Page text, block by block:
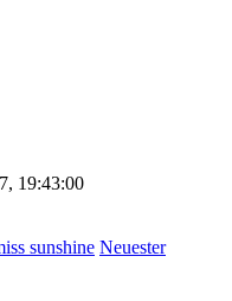
19:43:00
sunshine Neuester